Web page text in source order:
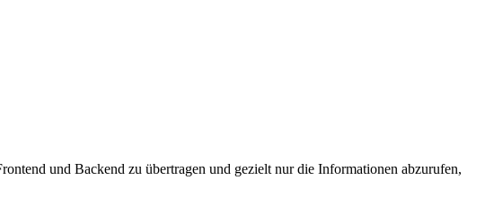
und Backend zu übertragen und gezielt nur die Informationen abzurufen,